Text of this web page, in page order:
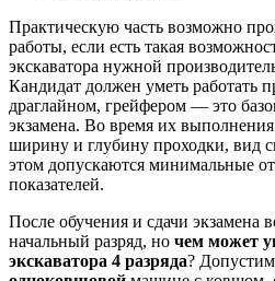
Практическую часть возможно
работы, если есть такая
экскаватора нужной
Кандидат должен уметь работать
драглайном, грейфером — это
экзамена. Во время их
ширину и глубину проходки, вид
этом допускаются минимальные
показателей.
После обучения и сдачи экзамена
начальный разряд, но чем может
экскаватора 4 разряда?